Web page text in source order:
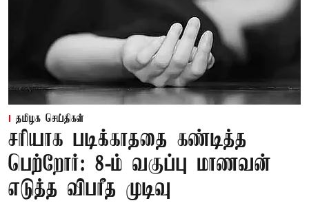
தமிழக செய்திகள்
சரியாக படிக்காததை கண்டித்த
பெற்றோர்: 8-ம் வகுப்பு மாணவன்
எடுத்த விபரீத முடிவு